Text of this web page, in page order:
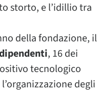
storto, e l’idillio tra
della fondazione, il
, 16 dei
tecnologico
l’organizzazione degli